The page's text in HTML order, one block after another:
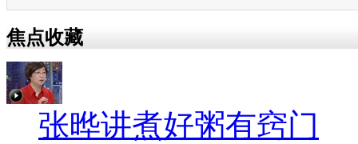
松讲用中药治病
焦点收藏
张晔讲煮好粥有窍门